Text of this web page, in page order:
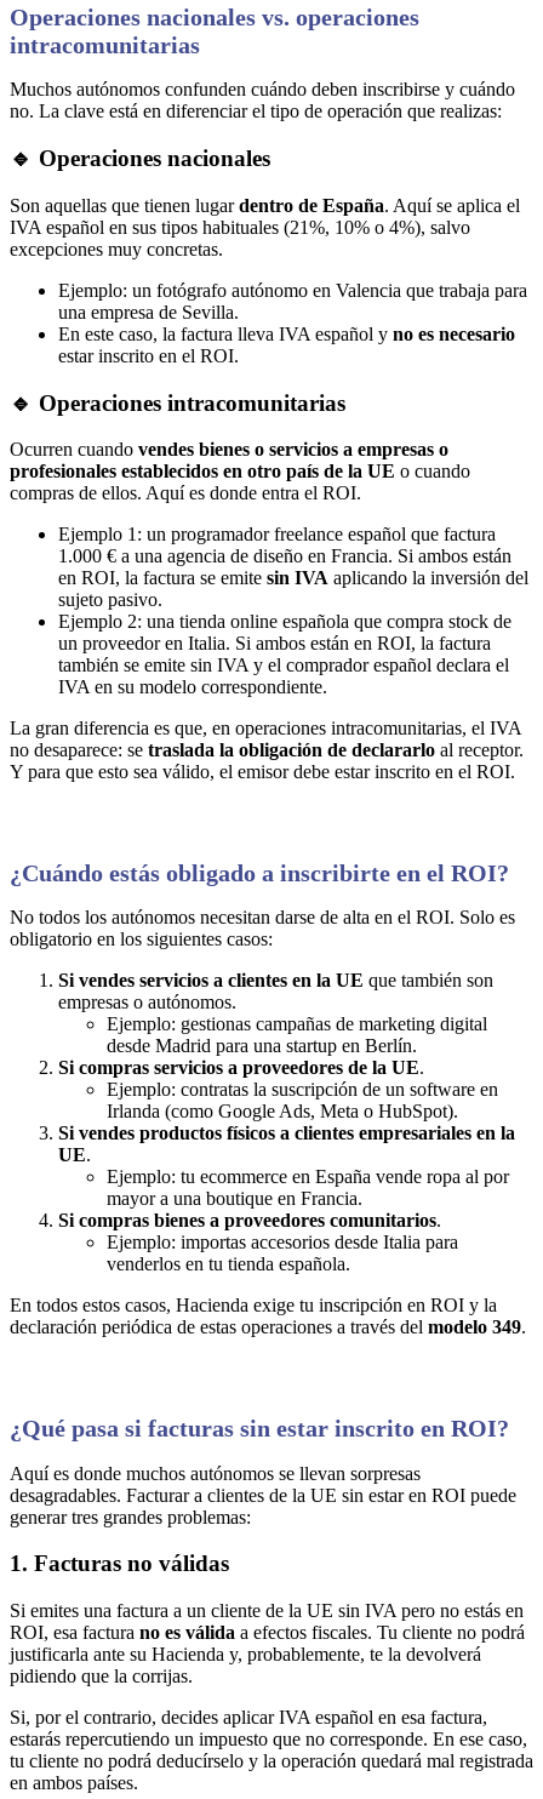
Operaciones nacionales vs. operaciones
intracomunitarias
Muchos autónomos confunden cuándo deben inscribirse y cuándo
no. La clave está en diferenciar el tipo de operación que realizas:
🔹 Operaciones nacionales
Son aquellas que tienen lugardentro de España. Aquí se aplica el
IVA español en sus tipos habituales (21%, 10% o 4%), salvo
excepciones muy concretas.
Ejemplo: un fotógrafo autónomo en Valencia que trabaja para
una empresa de Sevilla.
En este caso, la factura lleva IVA español y no es necesario
estar inscrito en el ROI.
🔹 Operaciones intracomunitarias
Ocurren cuando vendes bienes o servicios a empresas o
profesionales establecidos en otro país de la UE o cuando
compras de ellos. Aquí es donde entra el ROI.
Ejemplo 1: un programador freelance español que factura
1.000 € a una agencia de diseño en Francia. Si ambos están
en ROI, la factura se emite sin IVA aplicando la inversión del
sujeto pasivo.
Ejemplo 2: una tienda online española que compra stock de
un proveedor en Italia. Si ambos están en ROI, la factura
también se emite sin IVA y el comprador español declara el
IVA en su modelo correspondiente.
La gran diferencia es que, en operaciones intracomunitarias, el IVA
no desaparece: se traslada la obligación de declararlo al receptor.
Y para que esto sea válido, el emisor debe estar inscrito en el ROI.
¿Cuándo estás obligado a inscribirte en el ROI?
No todos los autónomos necesitan darse de alta en el ROI. Solo es
obligatorio en los siguientes casos:
Si vendes servicios a clientes en la UE que también son
empresas o autónomos.
Ejemplo: gestionas campañas de marketing digital
desde Madrid para una startup en Berlín.
Si compras servicios a proveedores de la UE.
Ejemplo: contratas la suscripción de un software en
Irlanda (como Google Ads, Meta o HubSpot).
Si vendes productos físicos a clientes empresariales en la
UE.
Ejemplo: tu ecommerce en España vende ropa al por
mayor a una boutique en Francia.
Si compras bienes a proveedores comunitarios.
Ejemplo: importas accesorios desde Italia para
venderlos en tu tienda española.
En todos estos casos, Hacienda exige tu inscripción en ROI y la
declaración periódica de estas operaciones a través del modelo 349.
¿Qué pasa si facturas sin estar inscrito en ROI?
Aquí es donde muchos autónomos se llevan sorpresas
desagradables. Facturar a clientes de la UE sin estar en ROI puede
generar tres grandes problemas:
1. Facturas no válidas
Si emites una factura a un cliente de la UE sin IVA pero no estás en
ROI, esa factura no es válida a efectos fiscales. Tu cliente no podrá
justificarla ante su Hacienda y, probablemente, te la devolverá
pidiendo que la corrijas.
Si, por el contrario, decides aplicar IVA español en esa factura,
estarás repercutiendo un impuesto que no corresponde. En ese caso,
tu cliente no podrá deducírselo y la operación quedará mal registrada
en ambos países.